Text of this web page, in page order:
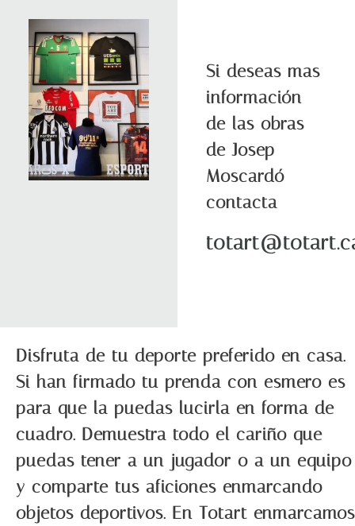
Si deseas mas
información
de las obras
de Josep
Moscardó
contacta
Disfruta de tu deporte preferido en casa.
Si han firmado tu prenda con esmero es
para que la puedas lucirla en forma de
cuadro. Demuestra todo el cariño que
puedas tener a un jugador o a un equipo
y comparte tus aficiones enmarcando
objetos deportivos. En Totart enmarcamos